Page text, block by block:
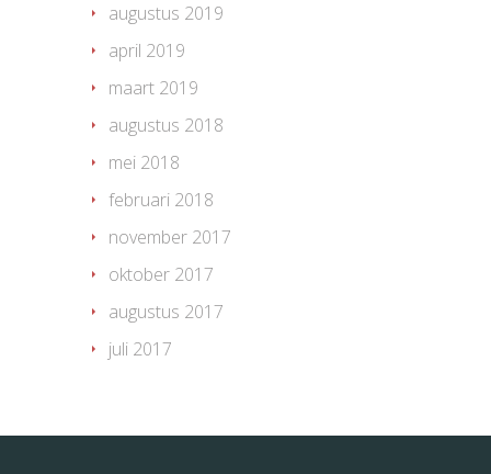
augustus 2019
april 2019
maart 2019
augustus 2018
mei 2018
februari 2018
november 2017
oktober 2017
augustus 2017
juli 2017